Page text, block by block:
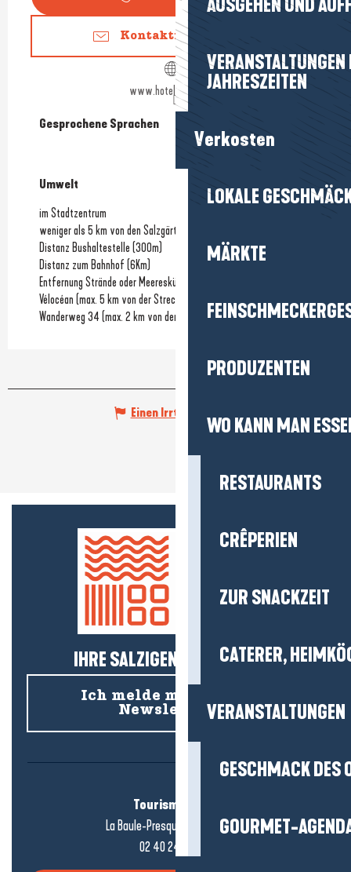
AUSGEHEN UND
JAHRESZEITEN
Verkosten
LOKALE
MÄRKTE
PRODUZENTEN
WO KANN MAN
RESTAURANTS
CRÊPERIEN
ZUR SNACKZEIT
CATERER,
VERANSTALTUNGEN
GESCHMACK DES
GOURMET-
Kontaktieren Sie uns
www.hotelguerande.fr
Gesprochene Sprachen
Gesprochene Sprachen
Umwelt
Umwelt
im Stadtzentrum
weniger als 5 km von den Salzgärten entfernt
Distanz Bushaltestelle (300m)
Distanz zum Bahnhof (6Km)
Entfernung Strände oder Meeresküste
Vélocéan (max. 5 km von der Strecke entfernt)
Wanderweg 34 (max. 2 km von der Strecke entfernt)
Einen Irrtum angeben
IHRE SALZIGEN NEUIGKEITEN!
Ich melde mich für den
Newsletter an
Tourismusbüro
La Baule-Presqu'île de Guérande
02 40 24 34 44